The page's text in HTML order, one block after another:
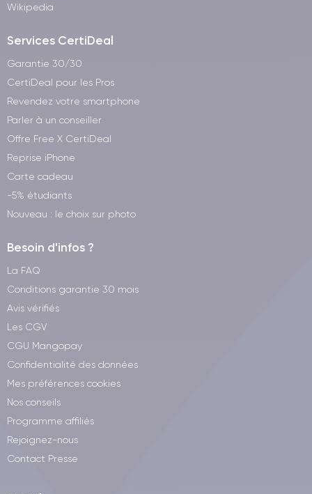
Wikipedia
Services CertiDeal
Garantie 30/30
CertiDeal pour les Pros
Revendez votre smartphone
Parler à un conseiller
Offre Free X CertiDeal
Reprise iPhone
Carte cadeau
-5% étudiants
Nouveau : le choix sur photo
Besoin d'infos ?
La FAQ
Conditions garantie 30 mois
Avis vérifiés
Les CGV
CGU Mangopay
Confidentialité des données
Mes préférences cookies
Nos conseils
Programme affiliés
Rejoignez-nous
Contact Presse